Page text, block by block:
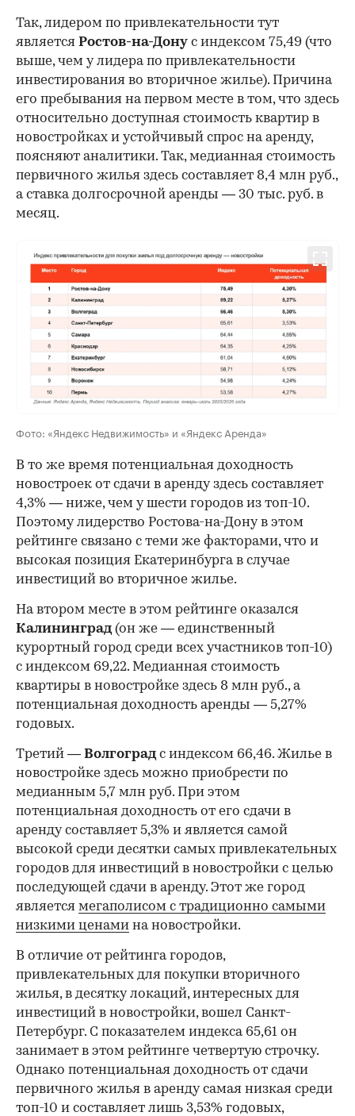
Так, лидером по привлекательности тут
является Ростов-на-Дону с индексом 75,49 (что
выше, чем у лидера по привлекательности
инвестирования во вторичное жилье). Причина
его пребывания на первом месте в том, что здесь
относительно доступная стоимость квартир в
новостройках и устойчивый спрос на аренду,
поясняют аналитики. Так, медианная стоимость
первичного жилья здесь составляет 8,4 млн руб.,
а ставка долгосрочной аренды — 30 тыс. руб. в
месяц.
Фото: «Яндекс Недвижимость» и «Яндекс Аренда»
В то же время потенциальная доходность
новостроек от сдачи в аренду здесь составляет
4,3% — ниже, чем у шести городов из топ-10.
Поэтому лидерство Ростова-на-Дону в этом
рейтинге связано с теми же факторами, что и
высокая позиция Екатеринбурга в случае
инвестиций во вторичное жилье.
На втором месте в этом рейтинге оказался
Калининград (он же — единственный
курортный город среди всех участников топ-10)
с индексом 69,22. Медианная стоимость
квартиры в новостройке здесь 8 млн руб., а
потенциальная доходность аренды — 5,27%
годовых.
Третий — Волгоград с индексом 66,46. Жилье в
новостройке здесь можно приобрести по
медианным 5,7 млн руб. При этом
потенциальная доходность от его сдачи в
аренду составляет 5,3% и является самой
высокой среди десятки самых привлекательных
городов для инвестиций в новостройки с целью
последующей сдачи в аренду. Этот же город
является мегаполисом с традиционно самыми
низкими ценами на новостройки.
В отличие от рейтинга городов,
привлекательных для покупки вторичного
жилья, в десятку локаций, интересных для
инвестиций в новостройки, вошел Санкт-
Петербург. С показателем индекса 65,61 он
занимает в этом рейтинге четвертую строчку.
Однако потенциальная доходность от сдачи
первичного жилья в аренду самая низкая среди
топ-10 и составляет лишь 3,53% годовых,